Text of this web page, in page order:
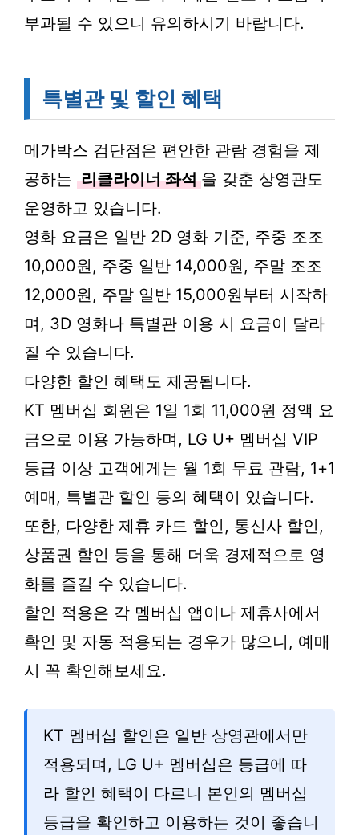
부과될 수 있으니 유의하시기 바랍니다.
특별관 및 할인 혜택
메가박스 검단점은 편안한 관람 경험을 제
공하는 리클라이너 좌석 을 갖춘 상영관도
운영하고 있습니다.
영화 요금은 일반 2D 영화 기준, 주중 조조
10,000원, 주중 일반 14,000원, 주말 조조
12,000원, 주말 일반 15,000원부터 시작하
며, 3D 영화나 특별관 이용 시 요금이 달라
질 수 있습니다.
다양한 할인 혜택도 제공됩니다.
KT 멤버십 회원은 1일 1회 11,000원 정액 요
금으로 이용 가능하며, LG U+ 멤버십 VIP
등급 이상 고객에게는 월 1회 무료 관람, 1+1
예매, 특별관 할인 등의 혜택이 있습니다.
또한, 다양한 제휴 카드 할인, 통신사 할인,
상품권 할인 등을 통해 더욱 경제적으로 영
화를 즐길 수 있습니다.
할인 적용은 각 멤버십 앱이나 제휴사에서
확인 및 자동 적용되는 경우가 많으니, 예매
시 꼭 확인해보세요.
KT 멤버십 할인은 일반 상영관에서만
적용되며, LG U+ 멤버십은 등급에 따
라 할인 혜택이 다르니 본인의 멤버십
등급을 확인하고 이용하는 것이 좋습니